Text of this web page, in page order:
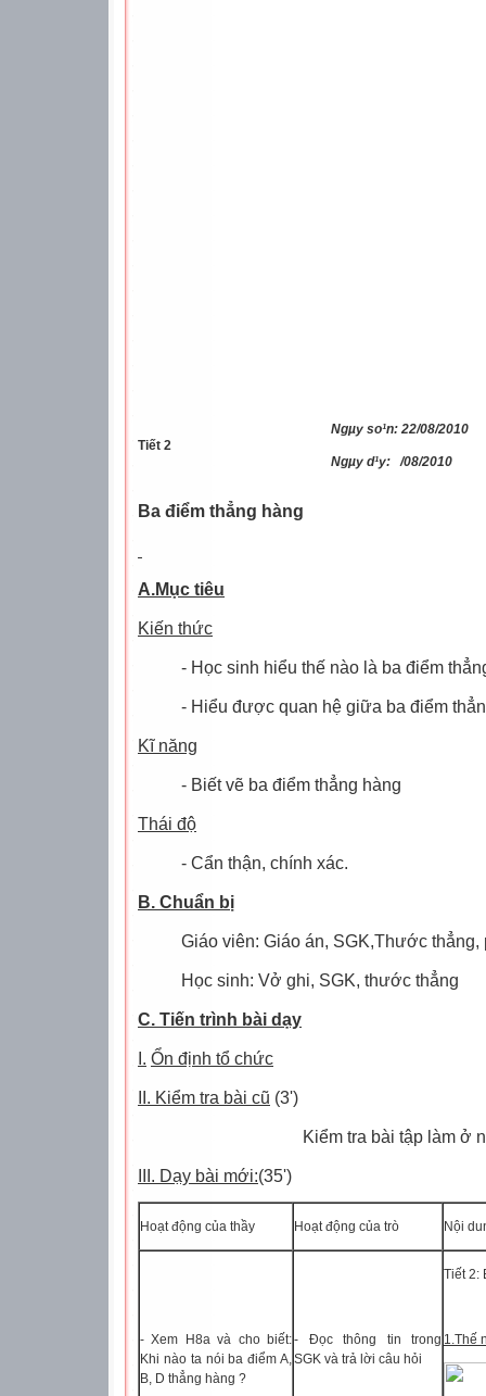
Tiết 2
Ngµy so¹n: 22/08/2010
Ngµy d¹y: /08/2010
Ba điểm thẳng hàng
A.Mục tiêu
Kiến thức
- Học sinh hiểu thế nào là ba điểm
- Hiểu được quan hệ giữa ba điểm
Kĩ năng
- Biết vẽ ba điểm thẳng hàng
Thái độ
- Cẩn thận, chính xác.
B. Chuẩn bị
Giáo viên: Giáo án, SGK,Thước thẳng,
Học sinh: Vở ghi, SGK, thước thẳng
C. Tiến trình bài dạy
I. Ổn định tổ chức
II. Kiểm tra bài cũ (3')
Kiểm tra bài tập làm ở
III. Dạy bài mới:(35')
Hoạt động của thầy Hoạt động của trò Nội
- Xem H8a và cho biết:
Khi nào ta nói ba điểm A,
B, D thẳng hàng ?
- Đọc thông tin trong
SGK và trả lời câu hỏi
Tiết 2:
1.Thế